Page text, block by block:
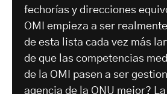
fechorías y direcciones
OMI empieza a ser
de esta lista cada vez más
de que las competencias
de la OMI pasen a ser
agencia de la ONU mejor?